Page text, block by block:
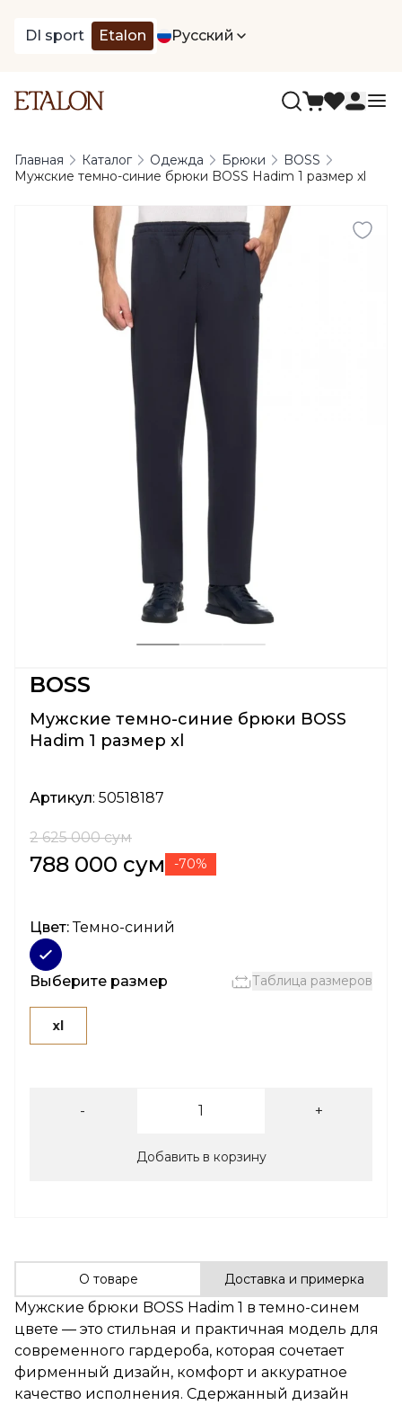
DI sport Etalon Русский
Главная Каталог Одежда Брюки
BOSS
Мужские темно-синие брюки BOSS Hadim 1 размер xl
BOSS
Мужские темно-синие брюки BOSS
Hadim 1 размер xl
Артикул: 50518187
2 625 000 сум
788 000 сум -70%
Цвет:Темно-синий
Выберите размер Таблица размеров
xl
- +
Добавить в корзину
О товаре Доставка и примерка
Мужские брюки BOSS Hadim 1 в темно-синем
цвете — это стильная и практичная модель для
современного гардероба, которая сочетает
фирменный дизайн, комфорт и аккуратное
качество исполнения. Сдержанный дизайн